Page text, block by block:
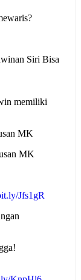
Siri Bisa
memiliki
MK
MK
Jfs1gR